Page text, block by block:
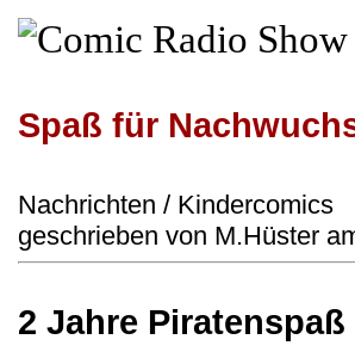
Spaß für
Nachrichten / Kindercomics
geschrieben von M.Hüster
2 Jahre